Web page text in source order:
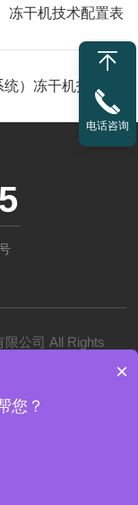
冻干机技术配置表
公司 All Rights
电话咨询
×
您？